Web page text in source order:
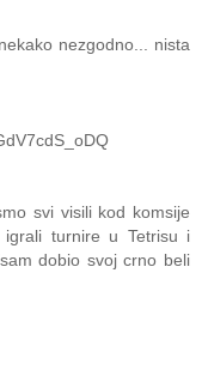
nezgodno... nista
svi visili kod komsije
turnire u Tetrisu i
dobio svoj crno beli